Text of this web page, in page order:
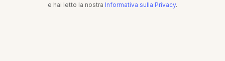
e hai letto la nostra Informativa sulla Privacy.